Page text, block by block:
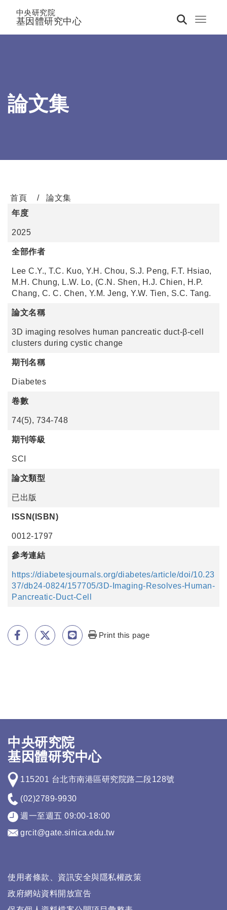
Toggle
中央研究院
基因體研究中心
論文集
首頁
論文集
年度
2025
全部作者
Lee C.Y., T.C. Kuo, Y.H. Chou, S.J. Peng, F.T. Hsiao,
M.H. Chung, L.W. Lo, (C.N. Shen, H.J. Chien, H.P.
Chang, C. C. Chen, Y.M. Jeng, Y.W. Tien, S.C. Tang.
論文名稱
3D imaging resolves human pancreatic duct-β-cell
clusters during cystic change
期刊名稱
Diabetes
卷數
74(5), 734-748
期刊等級
SCI
論文類型
已出版
ISSN(ISBN)
0012-1797
參考連結
https://diabetesjournals.org/diabetes/article/doi/10.23
37/db24-0824/157705/3D-Imaging-Resolves-Human-
Pancreatic-Duct-Cell
Print this page
中央研究院
基因體研究中心
115201 台北市南港區研究院路二段128號
(02)2789-9930
週一至週五 09:00-18:00
grcit@gate.sinica.edu.tw
使用者條款、資訊安全與隱私權政策
政府網站資料開放宣告